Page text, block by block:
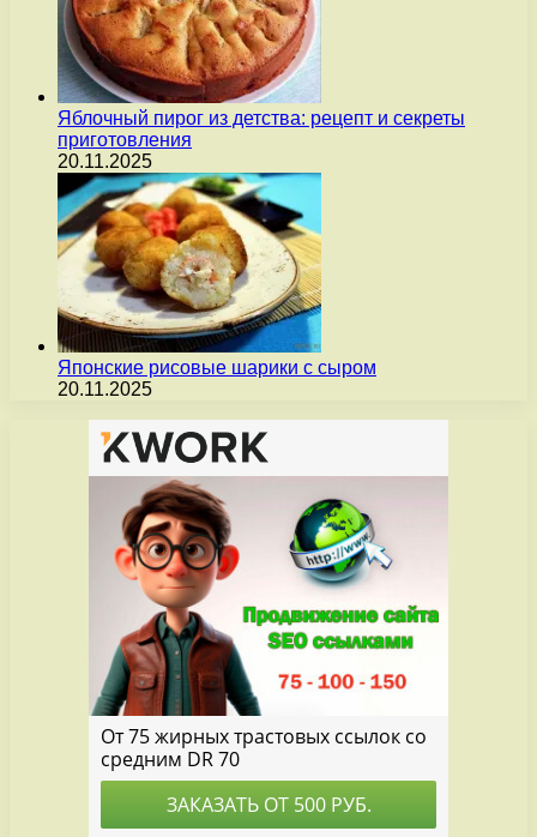
Яблочный пирог из детства: рецепт и секреты
приготовления
20.11.2025
Японские рисовые шарики с сыром
20.11.2025